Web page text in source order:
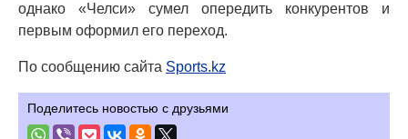
однако «Челси» сумел опередить конкурентов и
первым оформил его переход.
По сообщению сайта Sports.kz
Поделитесь новостью с друзьями